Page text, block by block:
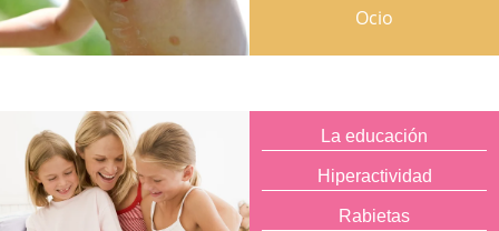
Ocio
La educación
Hiperactividad
Rabietas